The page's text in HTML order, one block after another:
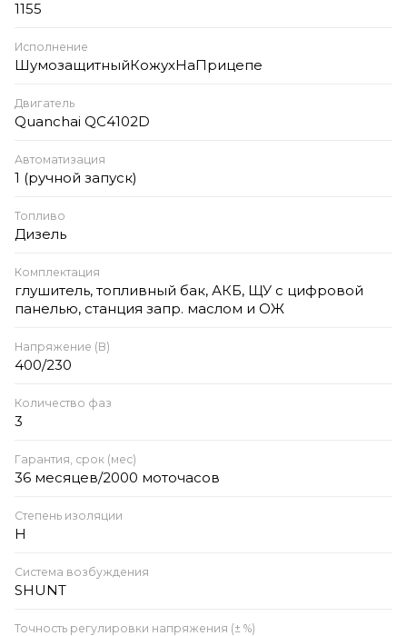
1155
Исполнение
ШумозащитныйКожухНаПрицепе
Двигатель
Quanchai QC4102D
Автоматизация
1 (ручной запуск)
Топливо
Дизель
Комплектация
глушитель, топливный бак, АКБ, ЩУ с цифровой
панелью, станция запр. маслом и ОЖ
Напряжение (В)
400/230
Количество фаз
3
Гарантия, срок (мес)
36 месяцев/2000 моточасов
Степень изоляции
Н
Система возбуждения
SHUNT
Точность регулировки напряжения (± %)